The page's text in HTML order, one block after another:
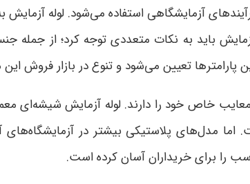
آزمایشگاهی استفاده می‌شود. لوله آزمایش
باید به نکات متعددی توجه کرد؛ از جمله
پارامترها تعیین می‌شود و تنوع در بازار فروش
خاص خود را دارند. لوله آزمایش شیشه‌ای
مدل‌های پلاستیکی بیشتر در
را برای خریداران آسان کرده است.